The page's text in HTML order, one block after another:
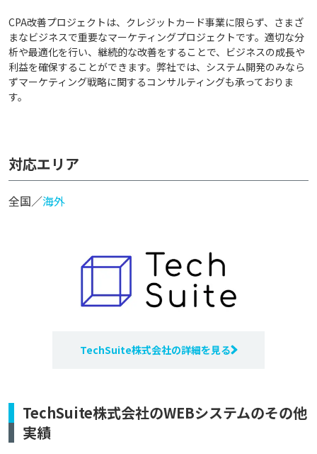
CPA改善プロジェクトは、クレジットカード事業に限らず、さまざ
まなビジネスで重要なマーケティングプロジェクトです。適切な分
析や最適化を行い、継続的な改善をすることで、ビジネスの成長や
利益を確保することができます。弊社では、システム開発のみなら
ずマーケティング戦略に関するコンサルティングも承っておりま
す。
対応エリア
全国／海外
TechSuite株式会社の詳細を見る
TechSuite株式会社のWEBシステムのその他
実績